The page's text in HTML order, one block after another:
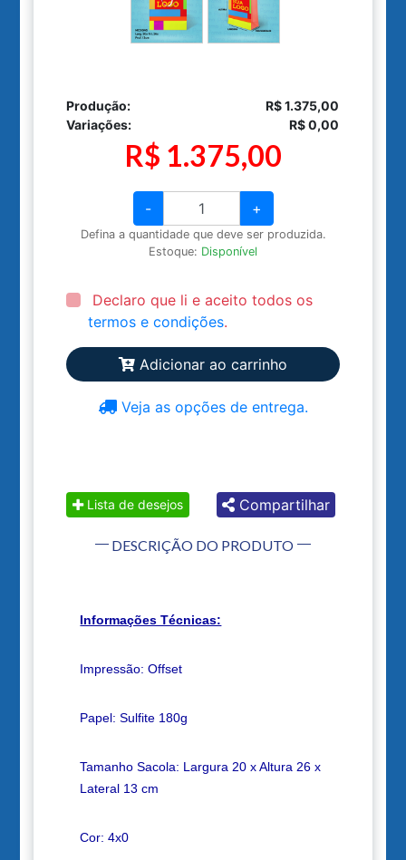
- +
Defina a quantidade que deve ser produzida.
Estoque: Disponível
Declaro que li e aceito todos os
termos e condições.
Adicionar ao carrinho
Veja as opções de entrega.
Produção:
R$ 1.375,00
Variações:
R$ 0,00
R$ 1.375,00
Lista de desejos Compartilhar
DESCRIÇÃO DO PRODUTO
Informações Técnicas:
Impressão: Offset
Papel: Sulfite 180g
Tamanho Sacola: Largura 20 x Altura 26 x
Lateral 13 cm
Cor: 4x0